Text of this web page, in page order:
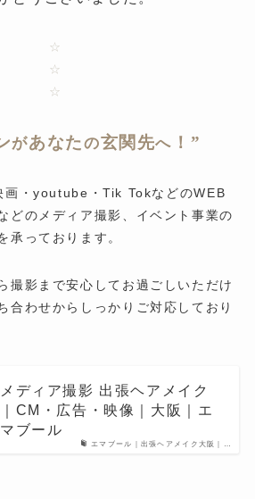
☆
☆
☆
があなたの玄関先へ ！”
画・youtube・Tik TokなどのWEB
どのメディア撮影、イベント事業の
承っております。
撮影まで安心してお過ごしいただけ
合わせからしっかりご対応しており
エマブール｜出張ヘアメイク大阪｜…
メディア撮影 出張ヘアメイク
｜CM・広告・映像｜大阪｜エ
マブール